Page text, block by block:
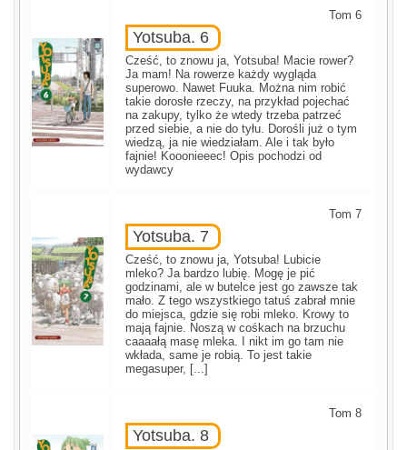
Tom 6
Yotsuba. 6
Cześć, to znowu ja, Yotsuba! Macie rower?
Ja mam! Na rowerze każdy wygląda
superowo. Nawet Fuuka. Można nim robić
takie dorosłe rzeczy, na przykład pojechać
na zakupy, tylko że wtedy trzeba patrzeć
przed siebie, a nie do tyłu. Dorośli już o tym
wiedzą, ja nie wiedziałam. Ale i tak było
fajnie! Kooonieeec! Opis pochodzi od
wydawcy
Tom 7
Yotsuba. 7
Cześć, to znowu ja, Yotsuba! Lubicie
mleko? Ja bardzo lubię. Mogę je pić
godzinami, ale w butelce jest go zawsze tak
mało. Z tego wszystkiego tatuś zabrał mnie
do miejsca, gdzie się robi mleko. Krowy to
mają fajnie. Noszą w cośkach na brzuchu
caaaałą masę mleka. I nikt im go tam nie
wkłada, same je robią. To jest takie
megasuper, [...]
Tom 8
Yotsuba. 8